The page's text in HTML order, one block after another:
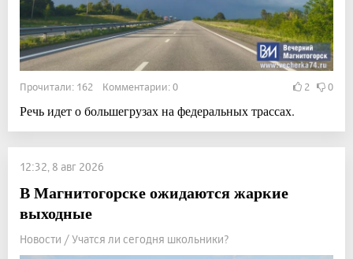
Прочитали: 162 Комментарии: 0 2 0
Речь идет о большегрузах на федеральных трассах.
12:32, 8 авг 2026
В Магнитогорске ожидаются жаркие
выходные
Новости / Учатся ли сегодня школьники?